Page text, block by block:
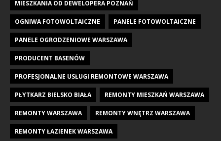
MIESZKANIA OD DEWELOPERA POZNAŃ
OGNIWA FOTOWOLTAICZNE PANELE FOTOWOLTAICZNE
PANELE OGRODZENIOWE WARSZAWA
PRODUCENT BASENÓW
PROFESJONALNE USŁUGI REMONTOWE WARSZAWA
PŁYTKARZ BIELSKO BIAŁA REMONTY MIESZKAŃ WARSZAWA
REMONTY WARSZAWA REMONTY WNĘTRZ WARSZAWA
REMONTY ŁAZIENEK WARSZAWA